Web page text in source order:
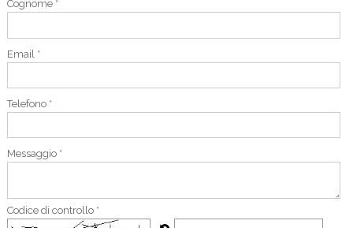
Cognome *
Email *
Telefono *
Messaggio *
Codice di controllo *